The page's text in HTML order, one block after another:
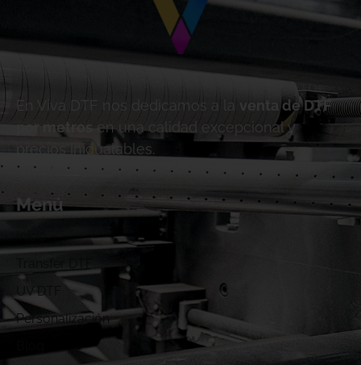
En Viva DTF nos dedicamos a la
venta de DTF
por metros
en una calidad excepcional y
precios inigualables.
Menú
UV DTF
Personalización